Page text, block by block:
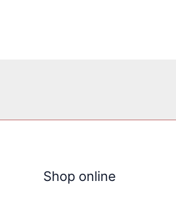
Shop online